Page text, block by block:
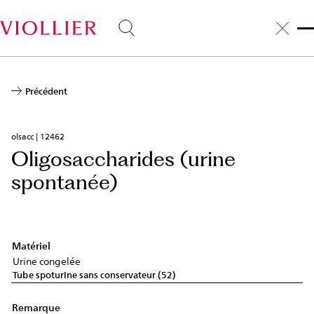
au
contenu
Précédent
olsacc | 12462
Oligosaccharides (urine
spontanée)
Matériel
Urine congelée
Tube spoturine sans conservateur (52)
Remarque